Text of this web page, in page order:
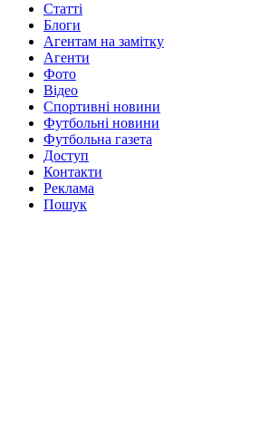
Статті
Блоги
Агентам на замітку
Агенти
Фото
Відео
Спортивні новини
Футбольні новини
Футбольна газета
Доступ
Контакти
Реклама
Пошук